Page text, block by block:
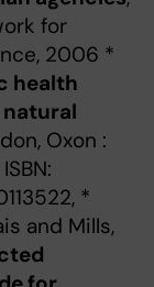
for
2006 *
health
Oxon :
*
and Mills,